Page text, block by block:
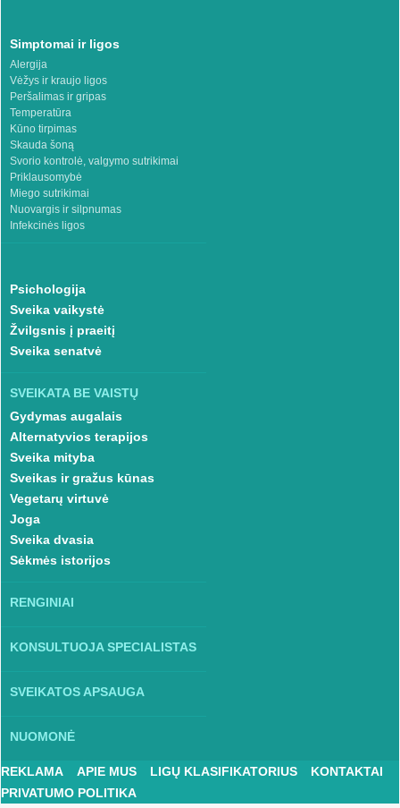
Simptomai ir ligos
Alergija
Vėžys ir kraujo ligos
Peršalimas ir gripas
Temperatūra
Kūno tirpimas
Skauda šoną
Svorio kontrolė, valgymo sutrikimai
Priklausomybė
Miego sutrikimai
Nuovargis ir silpnumas
Infekcinės ligos
Psichologija
Sveika vaikystė
Žvilgsnis į praeitį
Sveika senatvė
SVEIKATA BE VAISTŲ
Gydymas augalais
Alternatyvios terapijos
Sveika mityba
Sveikas ir gražus kūnas
Vegetarų virtuvė
Joga
Sveika dvasia
Sėkmės istorijos
RENGINIAI
KONSULTUOJA SPECIALISTAS
SVEIKATOS APSAUGA
NUOMONĖ
REKLAMA APIE MUS LIGŲ KLASIFIKATORIUS
KONTAKTAI
PRIVATUMO POLITIKA